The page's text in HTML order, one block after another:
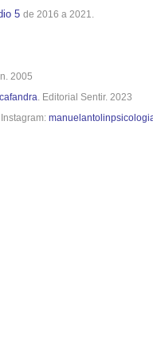
5 de 2016 a 2021.
2005
. Editorial Sentir. 2023